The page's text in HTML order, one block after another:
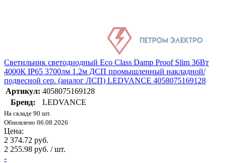
Светильник светодиодный Eco Class Damp Proof Slim 36Вт
4000К IP65 3700лм 1.2м ДСП промышленный накладной/
подвесной сер. (аналог ЛСП) LEDVANCE 4058075169128
Артикул: 4058075169128
Бренд:
LEDVANCE
На складе 90 шт.
Обновлено 06.08.2026
Цена:
2 374.72 руб.
2 255.98 руб. / шт.
-